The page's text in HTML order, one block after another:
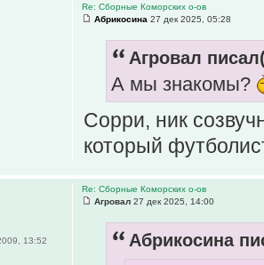
Re: Сборные Коморских о-ов
Абрикосина 27 дек 2025, 05:28
Агровал
А мы знакомы?
Сорри, ник
который
Re: Сборные Коморских о-ов
Агровал 27 дек 2025, 14:00
Абрикосина
13:52